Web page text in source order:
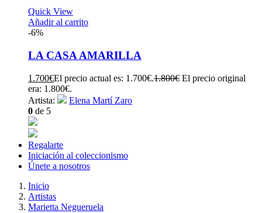
Quick View
Añadir al carrito
-6%
LA CASA AMARILLA
1.700€El precio actual es: 1.700€.1.800€ El precio original
era: 1.800€.
Artista:
Elena Martí Zaro
0 de 5
Regalarte
Iniciación al coleccionismo
Únete a nosotros
Inicio
Artistas
Marietta Negueruela